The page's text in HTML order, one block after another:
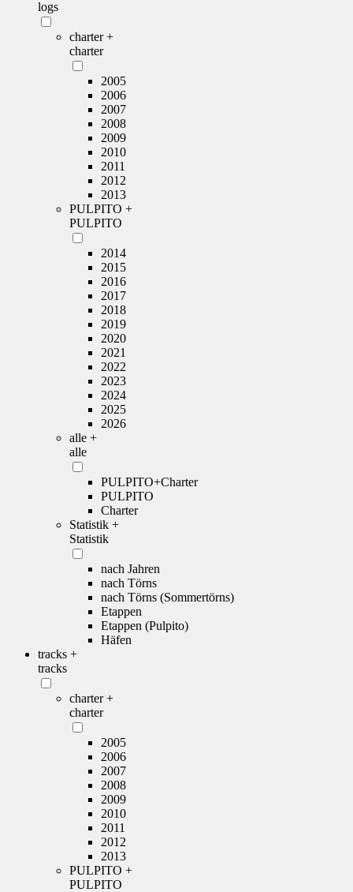
logs
charter +
charter
2005
2006
2007
2008
2009
2010
2011
2012
2013
PULPITO +
PULPITO
2014
2015
2016
2017
2018
2019
2020
2021
2022
2023
2024
2025
2026
alle +
alle
PULPITO+Charter
PULPITO
Charter
Statistik +
Statistik
nach Jahren
nach Törns
nach Törns (Sommertörns)
Etappen
Etappen (Pulpito)
Häfen
tracks +
tracks
charter +
charter
2005
2006
2007
2008
2009
2010
2011
2012
2013
PULPITO +
PULPITO